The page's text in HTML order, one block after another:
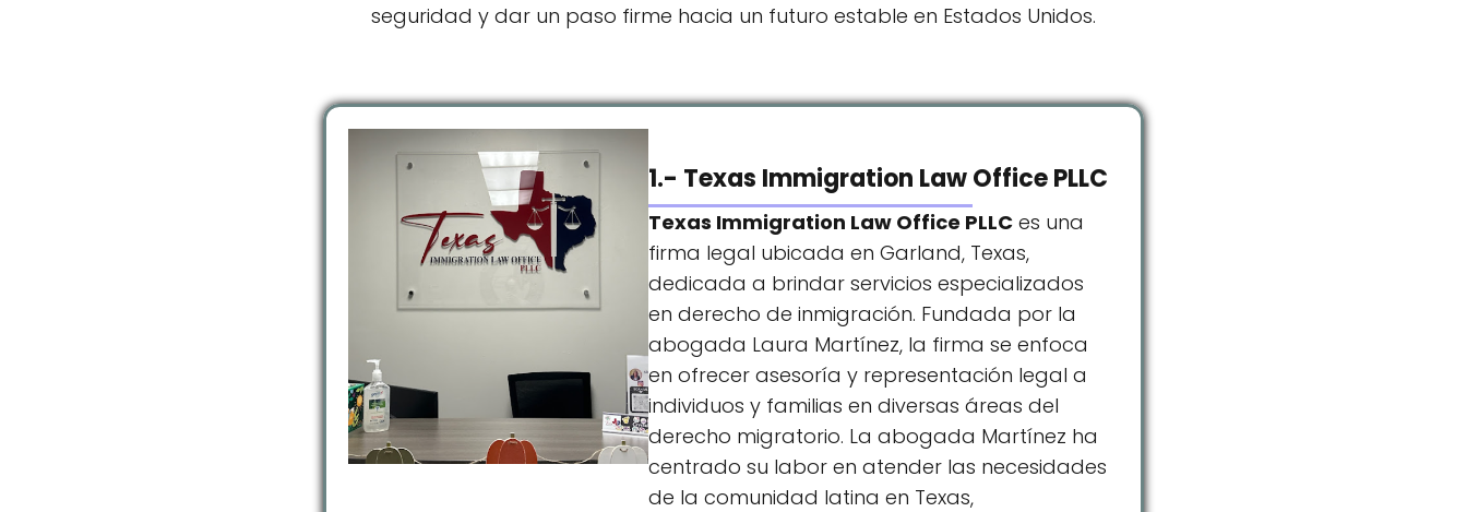
seguridad y dar un paso firme hacia un futuro estable en Estados Unidos.
1.- Texas Immigration Law Office PLLC
Texas Immigration Law Office PLLC es una
firma legal ubicada en Garland, Texas,
dedicada a brindar servicios especializados
en derecho de inmigración. Fundada por la
abogada Laura Martínez, la firma se enfoca
en ofrecer asesoría y representación legal a
individuos y familias en diversas áreas del
derecho migratorio. La abogada Martínez ha
centrado su labor en atender las necesidades
de la comunidad latina en Texas,